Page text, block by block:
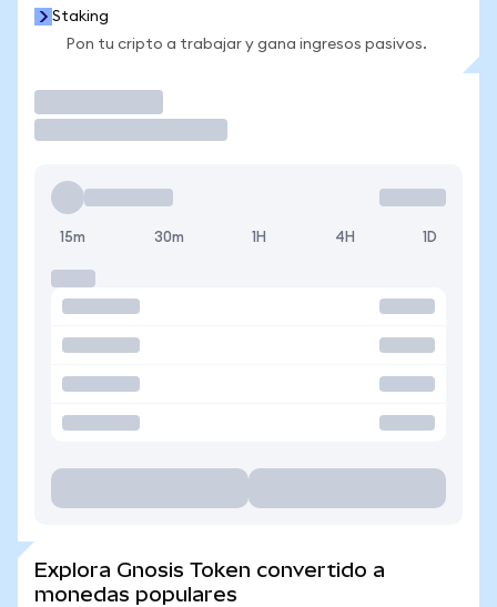
Staking
Pon tu cripto a trabajar y gana ingresos pasivos.
15m 30m 1H 4H 1D
Explora Gnosis Token convertido a
monedas populares